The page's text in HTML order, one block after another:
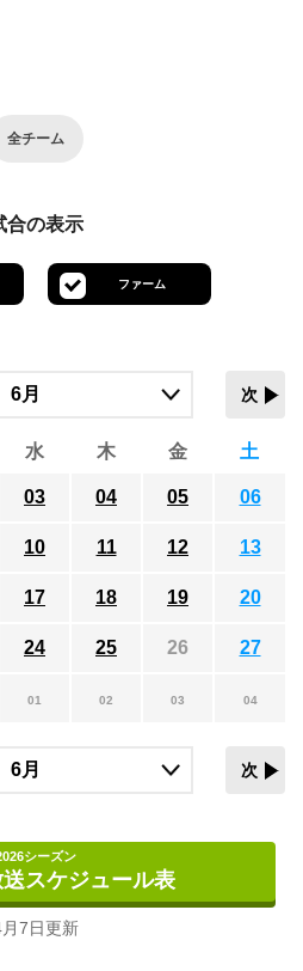
全チーム
合の表示
ファーム
次
水 木 金 土
03 04 05 06
10 11 12 13
17 18 19 20
24 25 26 27
01 02 03 04
次
シーズン
スケジュール表
7日更新